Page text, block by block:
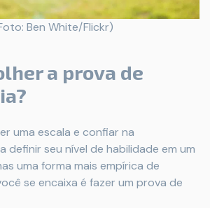
Ben White/Flickr)
a prova de
uma escala e confiar na
definir seu nível de habilidade em um
uma forma mais empírica de
se encaixa é fazer um prova de